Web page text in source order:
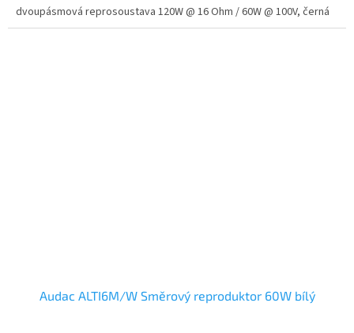
dvoupásmová reprosoustava 120W @ 16 Ohm / 60W @ 100V, černá
Audac ALTI6M/W Směrový reproduktor 60W bílý